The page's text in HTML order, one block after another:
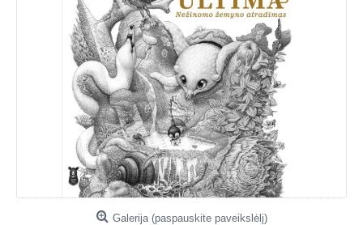
Galerija (paspauskite paveikslėlį)